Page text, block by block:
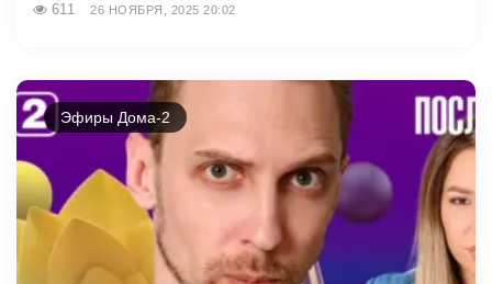
611 26 НОЯБРЯ, 2025 20:02
Эфиры Дома-2